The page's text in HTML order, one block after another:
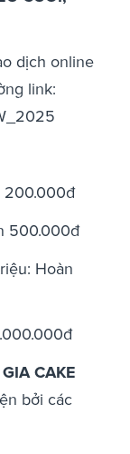
dịch online
link:
200.000đ
500.000đ
Hoàn
CAKE
bởi các